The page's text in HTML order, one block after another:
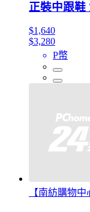
正裝中跟鞋
$1,640
$3,280
P幣
【南紡購物中